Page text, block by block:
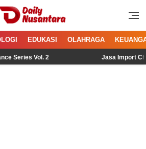
Daily Nusantara
Fakta, Menginspirasi
EDUKASI OLAHRAGA
Vol. 2 Jasa Import China: